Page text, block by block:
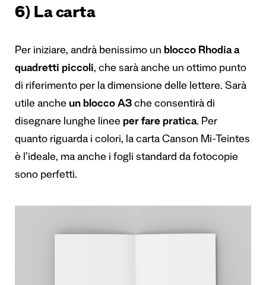
6) La carta
Per iniziare, andrà benissimo un blocco Rhodia a
quadretti piccoli, che sarà anche un ottimo punto
di riferimento per la dimensione delle lettere. Sarà
utile anche un blocco A3 che consentirà di
disegnare lunghe linee per fare pratica. Per
quanto riguarda i colori, la carta Canson Mi-Teintes
è l’ideale, ma anche i fogli standard da fotocopie
sono perfetti.